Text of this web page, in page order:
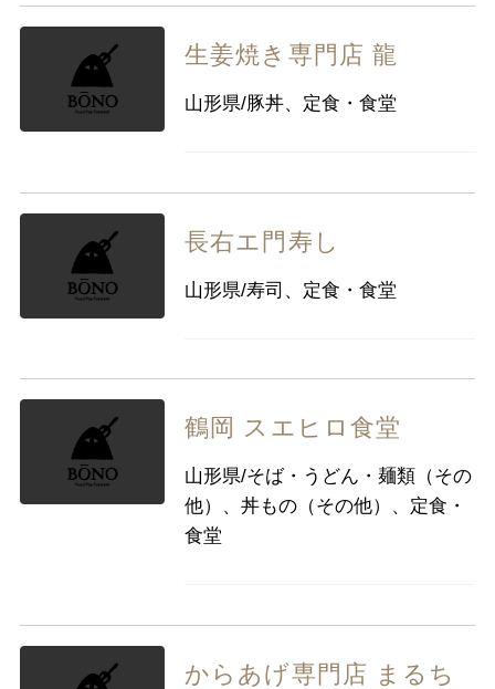
生姜焼き専門店 龍
山形県/豚丼、定食・食堂
長右エ門寿し
山形県/寿司、定食・食堂
鶴岡 スエヒロ食堂
山形県/そば・うどん・麺類（その
他）、丼もの（その他）、定食・
食堂
からあげ専門店 まるち